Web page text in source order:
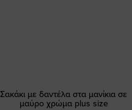
Σακάκι με δαντέλα στα μανίκια σε
μαύρο χρώμα plus size